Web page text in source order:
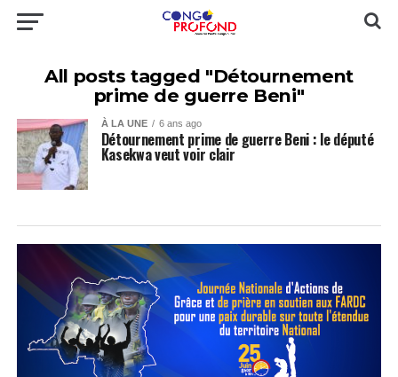
All posts tagged "Détournement
prime de guerre Beni"
À LA UNE 6 ans ago
Détournement prime de guerre Beni : le député
Kasekwa veut voir clair